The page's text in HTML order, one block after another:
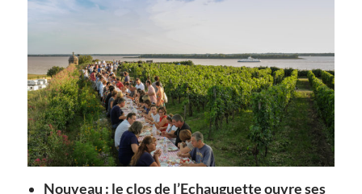
Nouveau : le clos de l’Echauguette ouvre ses